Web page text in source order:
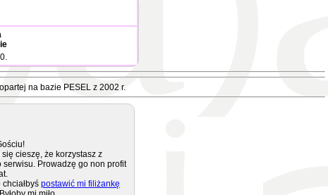
na bazie PESEL z 2002 r.
się cieszę, że korzystasz z
serwisu. Prowadzę go non profit
chciałbyś postawić mi filiżankę